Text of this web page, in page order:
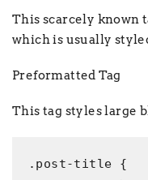
This scarcely known
which is usually
Preformatted Tag
This tag styles large
.post-title {